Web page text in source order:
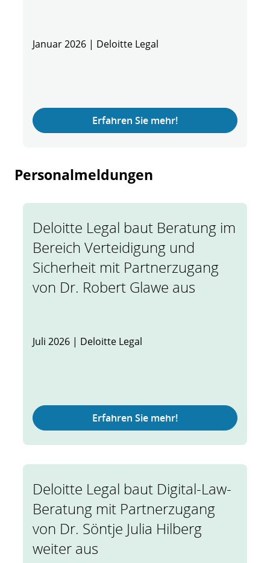
Januar 2026 | Deloitte Legal
Erfahren Sie mehr!
Personalmeldungen
Deloitte Legal baut Beratung im
Bereich Verteidigung und
Sicherheit mit Partnerzugang
von Dr. Robert Glawe aus
Juli 2026 | Deloitte Legal
Erfahren Sie mehr!
Deloitte Legal baut Digital-Law-
Beratung mit Partnerzugang
von Dr. Söntje Julia Hilberg
weiter aus